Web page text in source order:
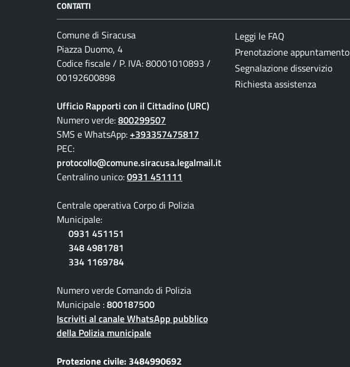
CONTATTI
Comune di Siracusa
Piazza Duomo, 4
Codice fiscale / P. IVA: 80001010893 /
00192600898
Ufficio Rapporti con il Cittadino (URC)
Numero verde:800299507
SMS e WhatsApp:+393357475817
PEC:
protocollo@comune.siracusa.legalmail.it
Centralino unico:0931 451111
Centrale operativa Corpo di Polizia
Municipale:
0931 451151
348 4981781
334 1169784
Numero verde Comando di Polizia
Municipale :800187500
Iscriviti al canale WhatsApp pubblico
della Polizia municipale
Protezione civile: 3484990692
Leggi le FAQ
Prenotazione appuntamento
Segnalazione disservizio
Richiesta assistenza